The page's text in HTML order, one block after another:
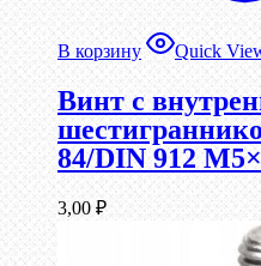
В корзину Quick
Винт c
84/DIN 912
3,00 ₽